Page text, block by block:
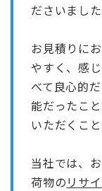
ださいました
お見積りに
やすく、感
べて良心的
能だったこ
いただくこ
当社では、
荷物のリサ